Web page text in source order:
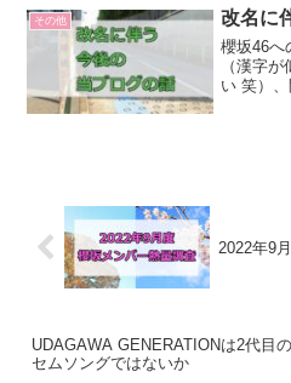
よ」を上
たように
その他 改名に
櫻坂46へ
（漢字
い 笑）
2022年9
UDAGAWA GENERATIONは2代目
セムソングではないか